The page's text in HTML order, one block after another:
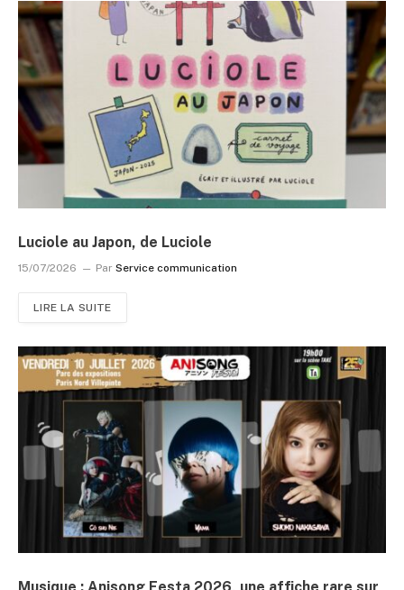
Luciole au Japon, de Luciole
15/07/2026 Par Service communication
LIRE LA SUITE